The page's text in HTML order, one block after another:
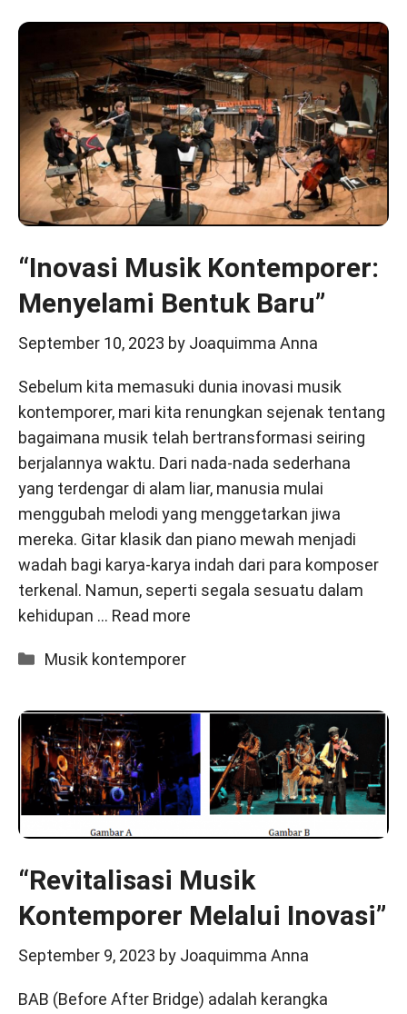
“Inovasi Musik Kontemporer:
Menyelami Bentuk Baru”
September 10, 2023 by Joaquimma Anna
Sebelum kita memasuki dunia inovasi musik
kontemporer, mari kita renungkan sejenak tentang
bagaimana musik telah bertransformasi seiring
berjalannya waktu. Dari nada-nada sederhana
yang terdengar di alam liar, manusia mulai
menggubah melodi yang menggetarkan jiwa
mereka. Gitar klasik dan piano mewah menjadi
wadah bagi karya-karya indah dari para komposer
terkenal. Namun, seperti segala sesuatu dalam
kehidupan … Read more
Categories
Musik kontemporer
“Revitalisasi Musik
Kontemporer Melalui Inovasi”
September 9, 2023 by Joaquimma Anna
BAB (Before After Bridge) adalah kerangka